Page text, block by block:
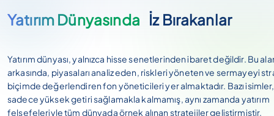
Yatırım Dünyasında İz Bırakanlar
Yatırım dünyası, yalnızca hisse senetlerinden ibaret değildir. Bu
arkasında, piyasaları analiz eden, riskleri yöneten ve sermayeyi
biçimde değerlendiren fon yöneticileri yer almaktadır. Bazı isimler,
sadece yüksek getiri sağlamakla kalmamış, aynı zamanda yatırım
felsefeleriyle tüm dünyada örnek alınan stratejiler geliştirmiştir.